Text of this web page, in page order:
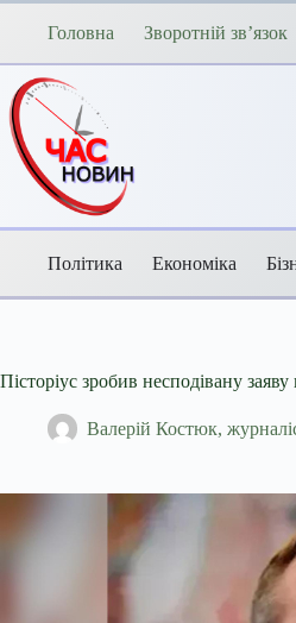
Перейти
Головна Зворотній зв’язок
Політика Економіка
Пісторіус зробив несподівану
Валерій Костюк,